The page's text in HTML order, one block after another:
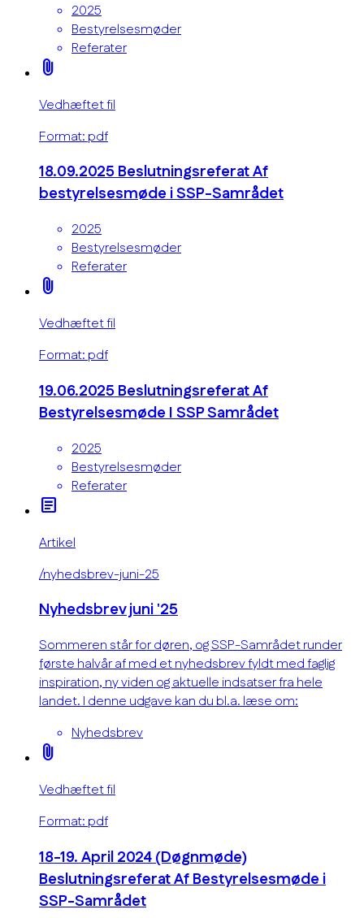
2025
Bestyrelsesmøder
Referater
attach_file
Vedhæftet fil
Format: pdf
18.09.2025 Beslutningsreferat Af
bestyrelsesmøde i SSP-Samrådet
2025
Bestyrelsesmøder
Referater
attach_file
Vedhæftet fil
Format: pdf
19.06.2025 Beslutningsreferat Af
Bestyrelsesmøde I SSP Samrådet
2025
Bestyrelsesmøder
Referater
article
Artikel
/nyhedsbrev-juni-25
Nyhedsbrev juni '25
Sommeren står for døren, og SSP-Samrådet runder
første halvår af med et nyhedsbrev fyldt med faglig
inspiration, ny viden og aktuelle indsatser fra hele
landet. I denne udgave kan du bl.a. læse om:
Nyhedsbrev
attach_file
Vedhæftet fil
Format: pdf
18-19. April 2024 (Døgnmøde)
Beslutningsreferat Af Bestyrelsesmøde i
SSP-Samrådet